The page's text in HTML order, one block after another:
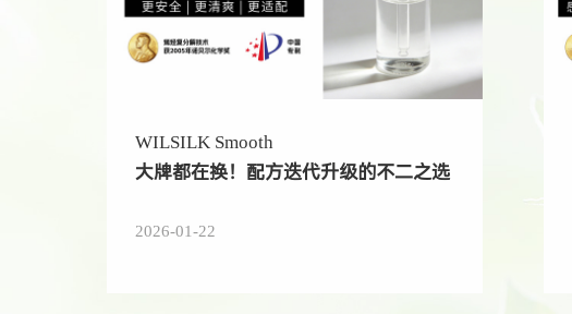
WILSILK Smooth
大牌都在换！配方迭代升级的不二之选
2026-01-22